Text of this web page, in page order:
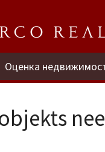
Оценка